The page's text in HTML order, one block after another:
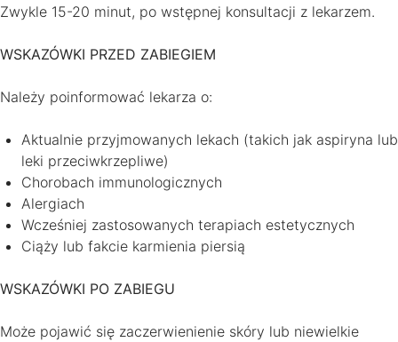
Zwykle 15-20 minut, po wstępnej konsultacji z lekarzem.
WSKAZÓWKI PRZED ZABIEGIEM
Należy poinformować lekarza o:
Aktualnie przyjmowanych lekach (takich jak aspiryna lub
leki przeciwkrzepliwe)
Chorobach immunologicznych
Alergiach
Wcześniej zastosowanych terapiach estetycznych
Ciąży lub fakcie karmienia piersią
WSKAZÓWKI PO ZABIEGU
Może pojawić się zaczerwienienie skóry lub niewielkie